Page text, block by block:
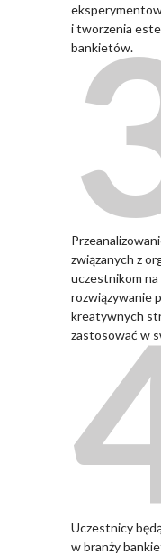
i tworzenia
bankietów.
związanych z
uczestnikom
rozwiązywanie
kreatywnych
zastosować w
Uczestnicy
w branży